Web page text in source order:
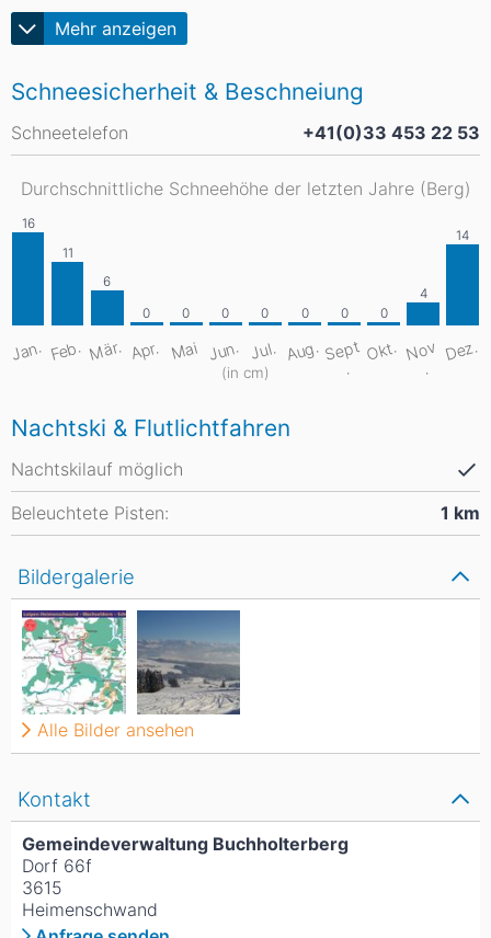
Mehr anzeigen
Schneesicherheit & Beschneiung
Schneetelefon +41(0)33 453 22 53
Durchschnittliche Schneehöhe der letzten Jahre (Berg)
Jan. Feb. Mär. Apr. Mai Jun. Jul. Aug. S
e
pt
.
Okt. N
o
v
.
Dez.
(in cm)
Nachtski & Flutlichtfahren
Nachtskilauf möglich
Beleuchtete Pisten:
1 km
Kontakt
Gemeindeverwaltung Buchholterberg
Dorf 66f
3615
Heimenschwand
Bildergalerie
Alle Bilder ansehen